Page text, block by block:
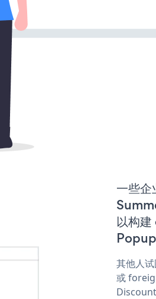
一些
以构
其他人
或